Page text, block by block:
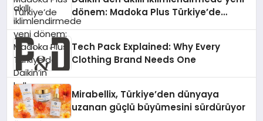
dönem: Madoka Plus Türkiye’de
Daikin’in kullanıcı dostu tasarımıyla
teknolojilerle donatılmış son modeli
VRV kontrol ünitesi Madoka Plus
Türkiye’de satışa sunuldu. Tam
dokunmatik ekranı, mobil uygulama
desteği ve akıllı sensör entegrasyonu
sayesinde iklimlendirme sistemlerinin
Tech Pack Explained: Why Every
Clothing Brand Needs One
Mirabellix, Türkiye’den dünyaya
uzanan güçlü büyümesini sürdürüyor